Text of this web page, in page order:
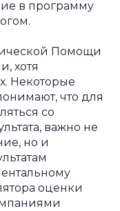
в программу
Помощи
хотя
Некоторые
что для
со
важно не
но и
оценки